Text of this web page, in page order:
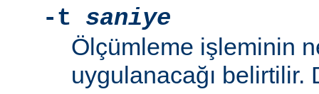
-t
saniye
Ölçümleme işleminin
uygulanacağı